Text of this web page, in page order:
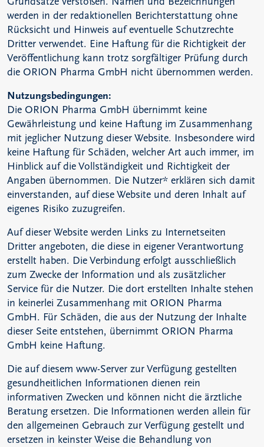
werden in der redaktionellen Berichterstattung ohne
Rücksicht und Hinweis auf eventuelle Schutzrechte
Dritter verwendet. Eine Haftung für die Richtigkeit der
Veröffentlichung kann trotz sorgfältiger Prüfung durch
die ORION Pharma GmbH nicht übernommen werden.
Nutzungsbedingungen:
Die ORION Pharma GmbH übernimmt keine
Gewährleistung und keine Haftung im Zusammenhang
mit jeglicher Nutzung dieser Website. Insbesondere wird
keine Haftung für Schäden, welcher Art auch immer, im
Hinblick auf die Vollständigkeit und Richtigkeit der
Angaben übernommen. Die Nutzer* erklären sich damit
einverstanden, auf diese Website und deren Inhalt auf
eigenes Risiko zuzugreifen.
Auf dieser Website werden Links zu Internetseiten
Dritter angeboten, die diese in eigener Verantwortung
erstellt haben. Die Verbindung erfolgt ausschließlich
zum Zwecke der Information und als zusätzlicher
Service für die Nutzer. Die dort erstellten Inhalte stehen
in keinerlei Zusammenhang mit ORION Pharma
GmbH. Für Schäden, die aus der Nutzung der Inhalte
dieser Seite entstehen, übernimmt ORION Pharma
GmbH keine Haftung.
Die auf diesem www-Server zur Verfügung gestellten
gesundheitlichen Informationen dienen rein
informativen Zwecken und können nicht die ärztliche
Beratung ersetzen. Die Informationen werden allein für
den allgemeinen Gebrauch zur Verfügung gestellt und
ersetzen in keinster Weise die Behandlung von